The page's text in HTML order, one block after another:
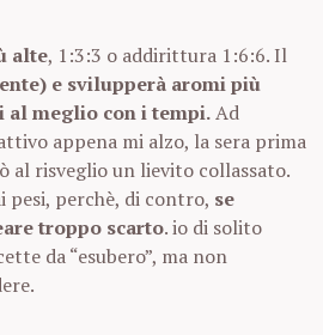
alte, 1:3:3 o addirittura 1:6:6. Il
e svilupperà aromi più
al meglio con i tempi.Ad
appena mi alzo, la sera prima
risveglio un lievito collassato.
pesi, perchè, di contro, se
troppo scarto. io di solito
da “esubero”, ma non